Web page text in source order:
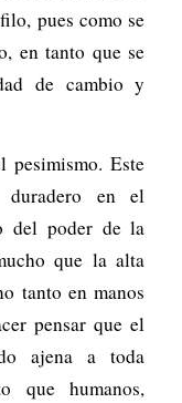
pues como se
en tanto que se
de cambio y
pesimismo. Este
en el
del poder de la
que la alta
tanto en manos
pensar que el
ajena a toda
que humanos,